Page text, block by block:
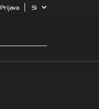
Prijava SI